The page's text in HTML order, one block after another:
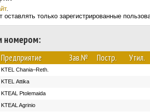
.
оставлять только зарегистрированные
номером:
Предприятие Зав.№ Постр. Утил.
KTEL Chania–Reth.
KΤΕL Αttika
KTEAL Ptolemaida
KTEAL Agrinio